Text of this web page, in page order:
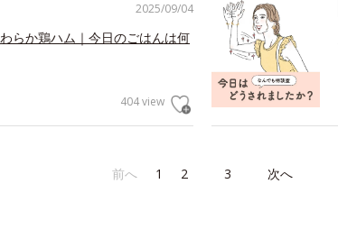
2025/09/04
らか鶏ハム｜今日のごはんは何
404 view
前へ 1 2 3 次へ